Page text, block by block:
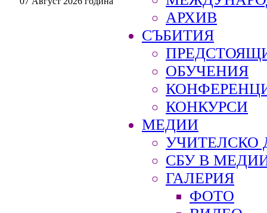
АРХИВ
СЪБИТИЯ
ОБУЧЕНИЯ
КОНКУРСИ
МЕДИИ
УЧИТЕЛСКО
СБУ В
ГАЛЕРИЯ
ФОТО